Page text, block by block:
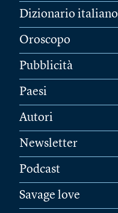
Dizionario italiano
Oroscopo
Pubblicità
Paesi
Autori
Newsletter
Podcast
Savage love